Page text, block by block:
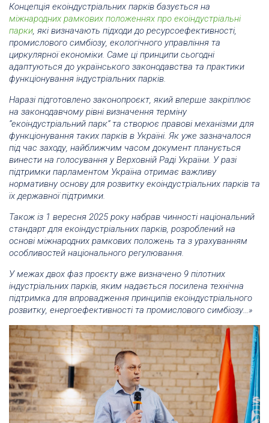
Концепція екоіндустріальних парків базується на
міжнародних рамкових положеннях про екоіндустріальні
парки, які визначають підходи до ресурсоефективності,
промислового симбіозу, екологічного управління та
циркулярної економіки. Саме ці принципи сьогодні
адаптуються до українського законодавства та практики
функціонування індустріальних парків.
Наразі підготовлено законопроєкт, який вперше закріплює
на законодавчому рівні визначення терміну
“екоіндустріальний парк” та створює правові механізми для
функціонування таких парків в Україні. Як уже зазначалося
під час заходу, найближчим часом документ планується
винести на голосування у Верховній Раді України. У разі
підтримки парламентом Україна отримає важливу
нормативну основу для розвитку екоіндустріальних парків та
їх державної підтримки.
Також із 1 вересня 2025 року набрав чинності національний
стандарт для екоіндустріальних парків, розроблений на
основі міжнародних рамкових положень та з урахуванням
особливостей національного регулювання.
У межах двох фаз проєкту вже визначено 9 пілотних
індустріальних парків, яким надається посилена технічна
підтримка для впровадження принципів екоіндустріального
розвитку, енергоефективності та промислового симбіозу…»